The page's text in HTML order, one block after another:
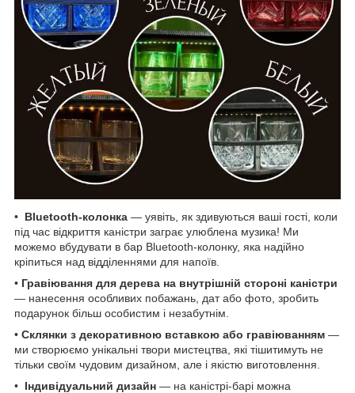
• Bluetooth-колонка — уявіть, як здивуються ваші гості, коли
під час відкриття каністри заграє улюблена музика! Ми
можемо вбудувати в бар Bluetooth-колонку, яка надійно
кріпиться над відділеннями для напоїв.
• Гравіювання для дерева на внутрішній стороні каністри
— нанесення особливих побажань, дат або фото, зробить
подарунок більш особистим і незабутнім.
• Склянки з декоративною вставкою або гравіюванням —
ми створюємо унікальні твори мистецтва, які тішитимуть не
тільки своїм чудовим дизайном, але і якістю виготовлення.
• Індивідуальний дизайн — на каністрі-барі можна